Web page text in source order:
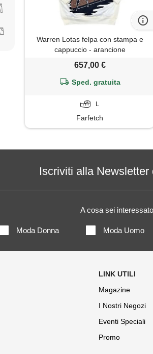
Warren Lotas felpa con stampa e
cappuccio - arancione
657,00 €
Sped. gratuita
L
Farfetch
Iscriviti alla Newsletter
A cosa sei
Moda Donna Moda Uomo
Magazine
I Nostri Negozi
Eventi Speciali
Promo